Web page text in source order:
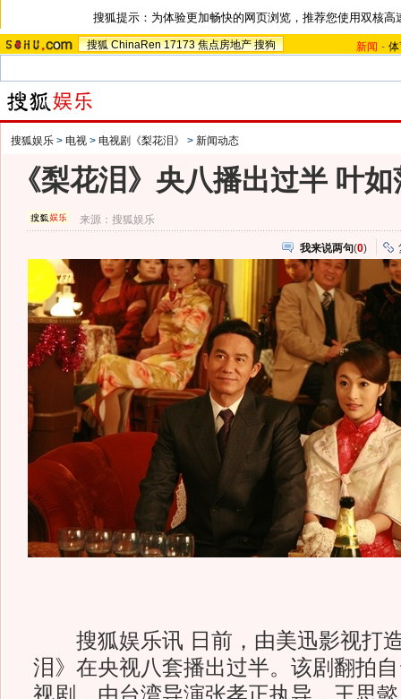
搜狐提示：为体验更加畅快的网页浏览，推荐您使用双核高
搜狐 ChinaRen 17173 焦点房地产 搜狗 新闻 -
搜狐娱乐 > 电视 > 电视剧《梨花泪》 > 新闻动态
《梨花泪》央八播出过半 叶
来源：搜狐娱乐
我来说两句(0)
搜狐娱乐讯 日前，由美迅影视打
泪》在央视八套播出过半。该剧翻拍